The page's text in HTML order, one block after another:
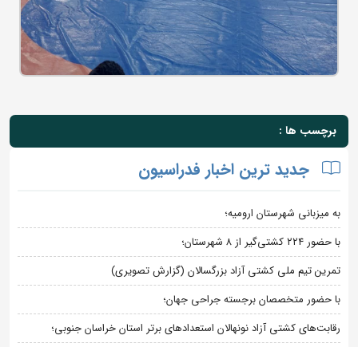
برچسب ها :
جدید ترین اخبار فدراسیون
به میزبانی شهرستان ارومیه؛
با حضور ۲۲۴ کشتی‌گیر از ۸ شهرستان؛
تمرین تیم ملی کشتی آزاد بزرگسالان (گزارش تصویری)
با حضور متخصصان برجسته جراحی جهان؛
رقابت‌های کشتی آزاد نونهالان استعدادهای برتر استان خراسان جنوبی؛